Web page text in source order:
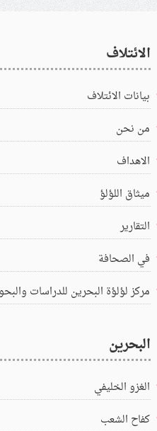
الائتلاف
بيانات الائتلاف
من نحن
الاهداف
ميثاق اللؤلؤ
التقارير
في الصحافة
مركز لؤلؤة البحرين للدراسات
البحرين
الغزو الخليفي
كفاح الشعب